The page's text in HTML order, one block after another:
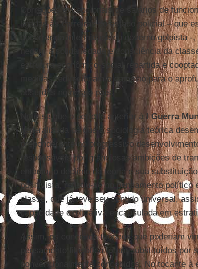
Correções excepcionais de salários de
ligadas às carreiras do estado policial – que
decorrer da interinidade do governo golpista
negam a solidariedade e consciência da
estrutura econômico-social repartida e
medidas redirecionam o caminho para o
absurdas no nosso país.
Note-se que o período anterior àI Guerra
generalizada de que a sociologia teórica
preponderante no progressivo
responsáveis por grandiosas ambições de
entanto, o declínio da teoria e sua
positivista, refletiu-se no pensamento político
classe, que já teve seu sentido universal,
capacidade explicativa encapsulada em
Assim, os conceitos teóricos que poderiam
pensamento filosófico foram substituídos por
convencionalmente concebidos. No tocante à